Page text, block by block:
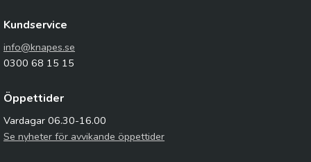
Kundservice
info@knapes.se
0300 68 15 15
Öppettider
Vardagar 06.30-16.00
Se nyheter för avvikande öppettider